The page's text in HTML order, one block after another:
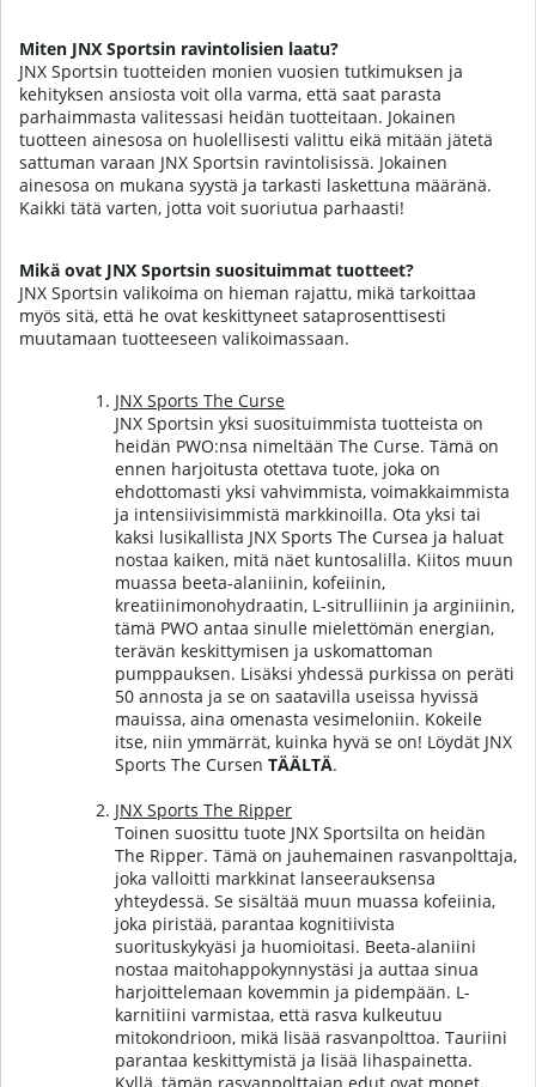
Miten JNX Sportsin ravintolisien laatu?
JNX Sportsin tuotteiden monien vuosien tutkimuksen ja
kehityksen ansiosta voit olla varma, että saat parasta
parhaimmasta valitessasi heidän tuotteitaan. Jokainen
tuotteen ainesosa on huolellisesti valittu eikä mitään jätetä
sattuman varaan JNX Sportsin ravintolisissä. Jokainen
ainesosa on mukana syystä ja tarkasti laskettuna määränä.
Kaikki tätä varten, jotta voit suoriutua parhaasti!
Mikä ovat JNX Sportsin suosituimmat tuotteet?
JNX Sportsin valikoima on hieman rajattu, mikä tarkoittaa
myös sitä, että he ovat keskittyneet sataprosenttisesti
muutamaan tuotteeseen valikoimassaan.
JNX Sports The Curse
JNX Sportsin yksi suosituimmista tuotteista on
heidän PWO:nsa nimeltään The Curse. Tämä on
ennen harjoitusta otettava tuote, joka on
ehdottomasti yksi vahvimmista, voimakkaimmista
ja intensiivisimmistä markkinoilla. Ota yksi tai
kaksi lusikallista JNX Sports The Cursea ja haluat
nostaa kaiken, mitä näet kuntosalilla. Kiitos muun
muassa beeta-alaniinin, kofeiinin,
kreatiinimonohydraatin, L-sitrulliinin ja arginiinin,
tämä PWO antaa sinulle mielettömän energian,
terävän keskittymisen ja uskomattoman
pumppauksen. Lisäksi yhdessä purkissa on peräti
50 annosta ja se on saatavilla useissa hyvissä
mauissa, aina omenasta vesimeloniin. Kokeile
itse, niin ymmärrät, kuinka hyvä se on! Löydät JNX
Sports The Cursen TÄÄLTÄ.
JNX Sports The Ripper
Toinen suosittu tuote JNX Sportsilta on heidän
The Ripper. Tämä on jauhemainen rasvanpolttaja,
joka valloitti markkinat lanseerauksensa
yhteydessä. Se sisältää muun muassa kofeiinia,
joka piristää, parantaa kognitiivista
suorituskykyäsi ja huomioitasi. Beeta-alaniini
nostaa maitohappokynnystäsi ja auttaa sinua
harjoittelemaan kovemmin ja pidempään. L-
karnitiini varmistaa, että rasva kulkeutuu
mitokondrioon, mikä lisää rasvanpolttoa. Tauriini
parantaa keskittymistä ja lisää lihaspainetta.